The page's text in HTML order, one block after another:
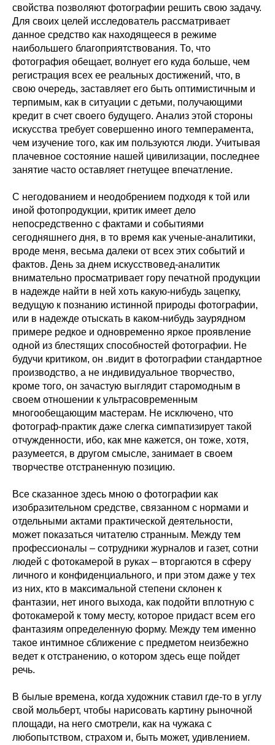
свойства позволяют фотографии решить свою задачу.
Для своих целей исследователь рассматривает
данное средство как находящееся в режиме
наибольшего благоприятствования. То, что
фотография обещает, волнует его куда больше, чем
регистрация всех ее реальных достижений, что, в
свою очередь, заставляет его быть оптимистичным и
терпимым, как в ситуации с детьми, получающими
кредит в счет своего будущего. Анализ этой стороны
искусства требует совершенно иного темперамента,
чем изучение того, как им пользуются люди. Учитывая
плачевное состояние нашей цивилизации, последнее
занятие часто оставляет гнетущее впечатление.
С негодованием и неодобрением подходя к той или
иной фотопродукции, критик имеет дело
непосредственно с фактами и событиями
сегодняшнего дня, в то время как ученые-аналитики,
вроде меня, весьма далеки от всех этих событий и
фактов. День за днем искусствовед-аналитик
внимательно просматривает гору печатной продукции
в надежде найти в ней хоть какую-нибудь зацепку,
ведущую к познанию истинной природы фотографии,
или в надежде отыскать в каком-нибудь заурядном
примере редкое и одновременно яркое проявление
одной из блестящих способностей фотографии. Не
будучи критиком, он .видит в фотографии стандартное
производство, а не индивидуальное творчество,
кроме того, он зачастую выглядит старомодным в
своем отношении к ультрасовременным
многообещающим мастерам. Не исключено, что
фотограф-практик даже слегка симпатизирует такой
отчужденности, ибо, как мне кажется, он тоже, хотя,
разумеется, в другом смысле, занимает в своем
творчестве отстраненную позицию.
Все сказанное здесь мною о фотографии как
изобразительном средстве, связанном с нормами и
отдельными актами практической деятельности,
может показаться читателю странным. Между тем
профессионалы – сотрудники журналов и газет, сотни
людей с фотокамерой в руках – вторгаются в сферу
личного и конфиденциального, и при этом даже у тех
из них, кто в максимальной степени склонен к
фантазии, нет иного выхода, как подойти вплотную с
фотокамерой к тому месту, которое придаст всем его
фантазиям определенную форму. Между тем именно
такое интимное сближение с предметом неизбежно
ведет к отстранению, о котором здесь еще пойдет
речь.
В былые времена, когда художник ставил где-то в углу
свой мольберт, чтобы нарисовать картину рыночной
площади, на него смотрели, как на чужака с
любопытством, страхом и, быть может, удивлением.